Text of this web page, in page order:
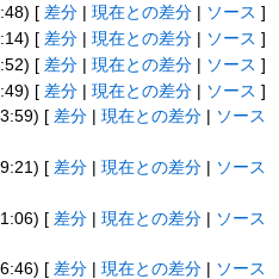
[ 差分 |現在との差分 ソース ]
[ 差分 |現在との差分 ソース ]
[ 差分 |現在との差分 ソース ]
[ 差分 |現在との差分 | ソース ]
[ 差分 |現在との差分
ソース
[ 差分 |現在との差分
ソース
[ 差分 |現在との差分 | ソース
[ 差分 |現在との差分
ソース